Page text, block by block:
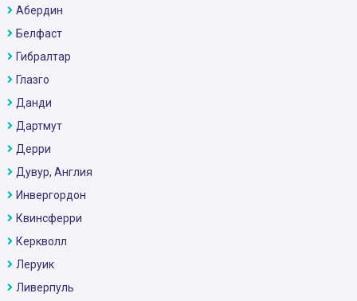
Абердин
Белфаст
Гибралтар
Глазго
Данди
Дартмут
Дерри
Дувур, Англия
Инвергордон
Квинсферри
Керкволл
Леруик
Ливерпуль